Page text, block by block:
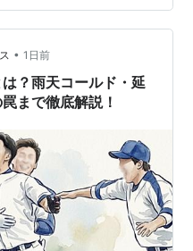
限定メニューとして抹茶
れていたのでそちらを購
、冷たいのでそこまで
んでした。
• 1日前
？雨天コールド・延
まで徹底解説！